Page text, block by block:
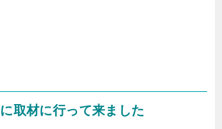
取材に行って来ました